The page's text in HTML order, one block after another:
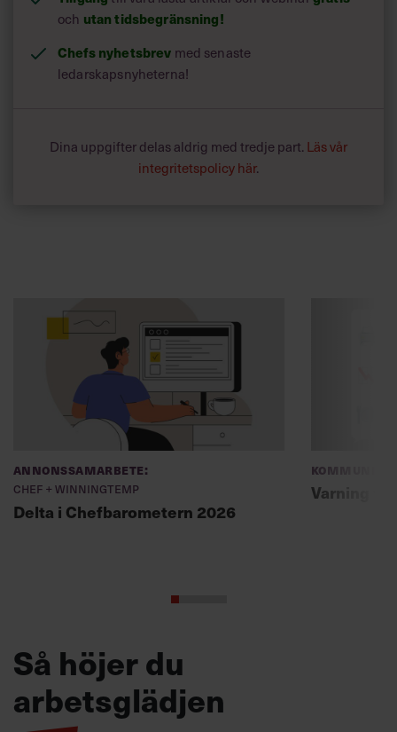
och utan tidsbegränsning!
Chefs nyhetsbrev med senaste
ledarskapsnyheterna!
Dina uppgifter delas aldrig med tredje part. Läs vår
integritetspolicy här.
Annonssamarbete:
Chef + Winningtemp
Delta i Chefbarometern 2026
Varning
Så höjer du
arbetsglädjen